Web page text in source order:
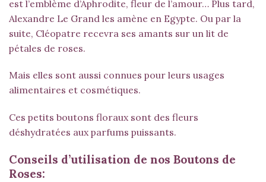
est l’emblème d’Aphrodite, fleur de l’amour… Plus tard,
Alexandre Le Grand les amène en Egypte. Ou par la
suite, Cléopatre recevra ses amants sur un lit de
pétales de roses.
Mais elles sont aussi connues pour leurs usages
alimentaires et cosmétiques.
Ces petits boutons floraux sont des fleurs
déshydratées aux parfums puissants.
Conseils d’utilisation de nos Boutons de
Roses: